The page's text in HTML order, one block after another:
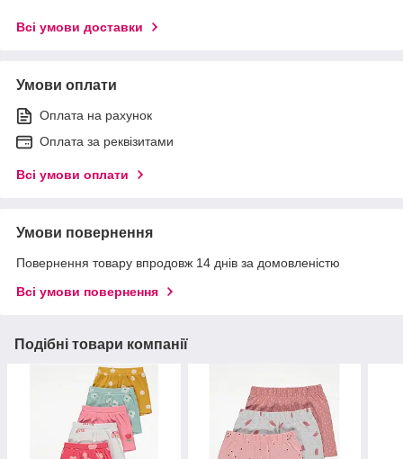
Всі умови доставки
Умови оплати
Оплата на рахунок
Оплата за реквізитами
Всі умови оплати
Умови повернення
Повернення товару впродовж 14 днів за домовленістю
Всі умови повернення
Подібні товари компанії